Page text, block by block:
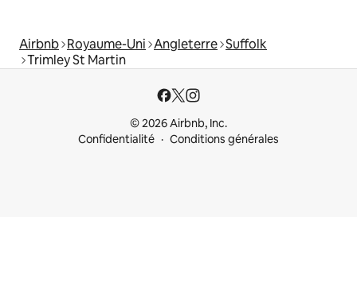
Airbnb Royaume-Uni Angleterre Suffolk
Trimley St Martin
© 2026 Airbnb, Inc.
Confidentialité
Conditions générales